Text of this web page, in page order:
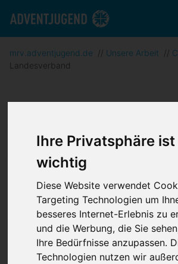
Ihre Privatsphäre
wichtig
Diese Website verwendet
Targeting Technologien um
besseres Internet-Erlebnis zu
und die Werbung, die Sie
Ihre Bedürfnisse anzupassen.
Technologien nutzen wir
mrv.adventjugend.de // Unsere Arbeit //
Landesverband
Wir sind ein Mitgliedsverband
Adventjugend ist die
Freikirche der Siebenten-
K.d.ö.R., und gem. § 75 Abs. 3
als gemeinnütziger und
der freien Jugendhilfe